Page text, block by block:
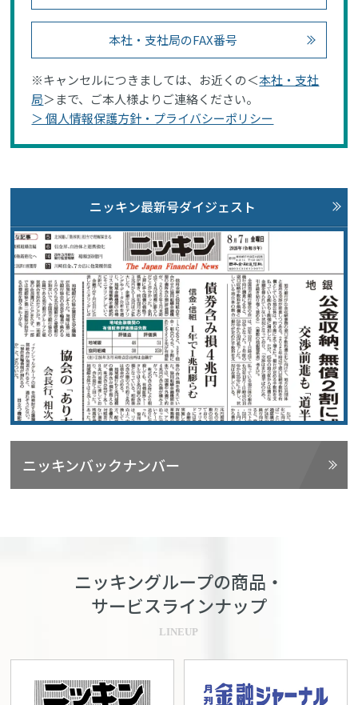
本社・支社局のFAX番号
※キャンセルにつきましては、お近くの＜本社・支社
局＞まで、ご本人様よりご連絡ください。
＞ 個人情報保護方針・プライバシーポリシー
ニッキン最新号ダイジェスト
ニッキンバックナンバー
ニッキングループの商品・
サービスラインナップ
LINEUP